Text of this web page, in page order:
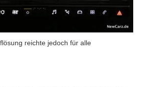
reichte jedoch für alle